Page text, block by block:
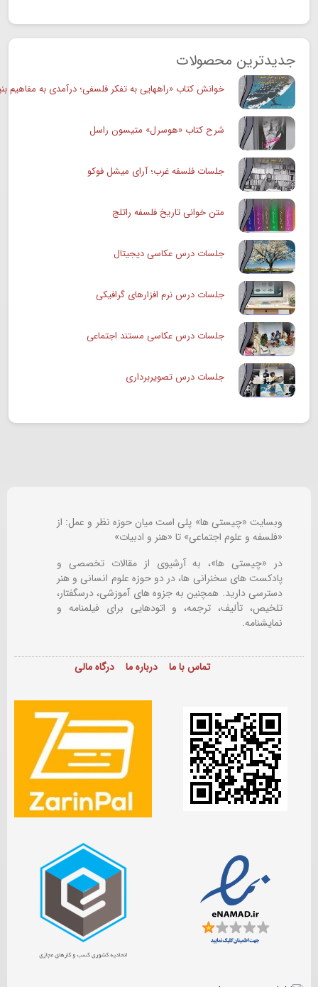
جدیدترین محصولات
خوانش کتاب «راههایی به تفکر فلسفی؛ درآمدی به مفاهیم
شرح کتاب «هوسرل» متیسون راسل
جلسات فلسفه غرب؛ آرای میشل فوکو
متن خوانی تاریخ فلسفه راتلج
جلسات درس عکاسی دیجیتال
جلسات درس نرم افزارهای گرافیکی
جلسات درس عکاسی مستند اجتماعی
جلسات درس تصویربرداری
وبسایت «چیستی ها» پلی است میان حوزه نظر و عمل: از
«فلسفه و علوم اجتماعی» تا «هنر و ادبیات»
در «چیستی ها»، به آرشیوی از مقالات تخصصی و
پادکست های سخنرانی ها، در دو حوزه علوم انسانی و هنر
دسترسی دارید. همچنین به جزوه های آموزشی، درسگفتار،
تلخیص، تألیف، ترجمه، و اتودهایی برایفیلمنامه و
نمایشنامه.
تماس با ما درباره ما درگاه مالی